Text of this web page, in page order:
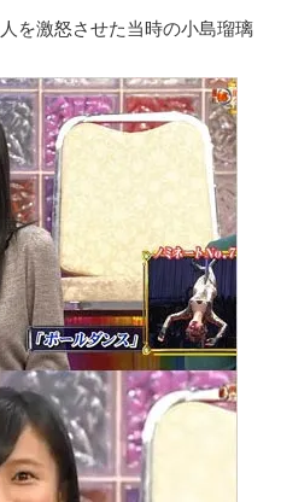
を激怒させた当時の小島瑠璃